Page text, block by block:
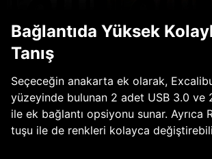
Bağlantıda Yüksek
Tanış
Seçeceğin anakarta ek olarak,
yüzeyinde bulunan 2 adet USB 3.0 ve
ile ek bağlantı opsiyonu sunar. Ayrıca
tuşu ile de renkleri kolayca